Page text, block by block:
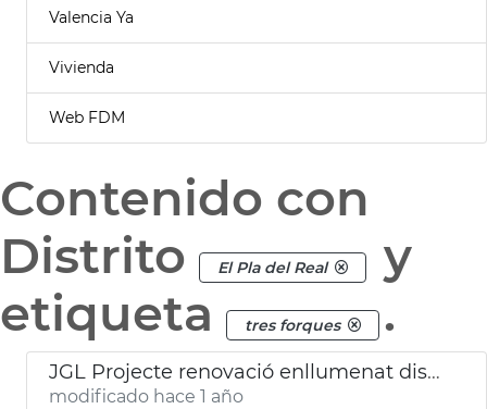
Valencia Ya
Vivienda
Web FDM
Contenido con
Distrito
El Pla del Real
y
etiqueta
tres forques .
JGL Projecte renovació enllumenat districtes València
modificado hace 1 año